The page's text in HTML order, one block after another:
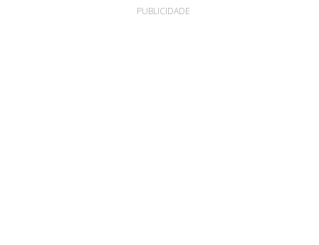
PUBLICIDADE